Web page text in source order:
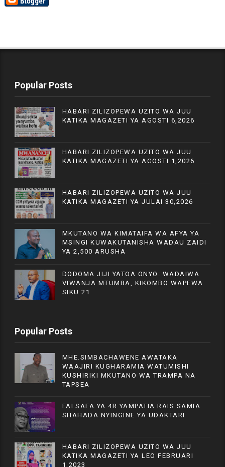
Popular Posts
HABARI ZILIZOPEWA UZITO WA JUU
KATIKA MAGAZETI YA AGOSTI 6,2026
HABARI ZILIZOPEWA UZITO WA JUU
KATIKA MAGAZETI YA AGOSTI 1,2026
HABARI ZILIZOPEWA UZITO WA JUU
KATIKA MAGAZETI YA JULAI 30,2026
MKUTANO WA KIMATAIFA WA AFYA YA
MSINGI KUWAKUTANISHA WADAU ZAIDI
YA 2,500 ARUSHA
DODOMA JIJI YATOA ONYO: WADAIWA
VIWANJA MTUMBA, KIKOMBO WAPEWA
SIKU 21
Popular Posts
MHE.SIMBACHAWENE AWATAKA
WAAJIRI KUGHARAMIA WATUMISHI
KUSHIRIKI MKUTANO WA TRAMPA NA
TAPSEA
FALSAFA YA 4R YAMPATIA RAIS SAMIA
SHAHADA NYINGINE YA UDAKTARI
HABARI ZILIZOPEWA UZITO WA JUU
KATIKA MAGAZETI YA LEO FEBRUARI
1,2023